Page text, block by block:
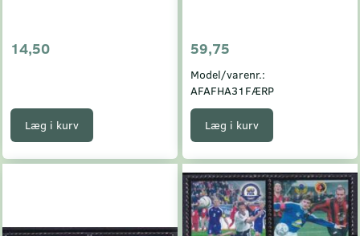
14,50
Læg i kurv
59,75
Model/varenr.:
AFAFHA31FÆRP
Læg i kurv